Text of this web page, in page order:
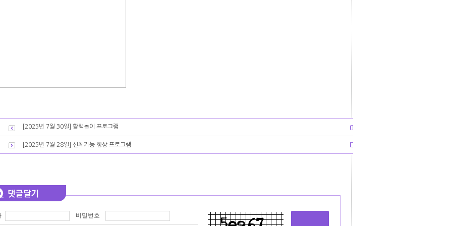
[2025년 7월 30일] 활력놀이 프로그램
[2025년 7월 28일] 신체기능 향상 프로그램
비밀번호